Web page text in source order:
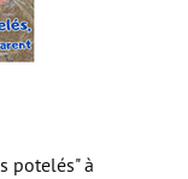
potelés" à